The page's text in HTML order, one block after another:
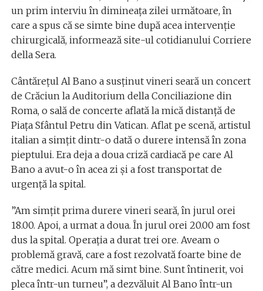
un prim interviu în dimineaţa zilei următoare, în
care a spus că se simte bine după acea intervenţie
chirurgicală, informează site-ul cotidianului Corriere
della Sera.
Cântăreţul Al Bano a susţinut vineri seară un concert
de Crăciun la Auditorium della Conciliazione din
Roma, o sală de concerte aflată la mică distanţă de
Piaţa Sfântul Petru din Vatican. Aflat pe scenă, artistul
italian a simţit dintr-o dată o durere intensă în zona
pieptului. Era deja a doua criză cardiacă pe care Al
Bano a avut-o în acea zi şi a fost transportat de
urgenţă la spital.
”Am simţit prima durere vineri seară, în jurul orei
18.00. Apoi, a urmat a doua. În jurul orei 20.00 am fost
dus la spital. Operaţia a durat trei ore. Aveam o
problemă gravă, care a fost rezolvată foarte bine de
către medici. Acum mă simt bine. Sunt întinerit, voi
pleca într-un turneu”, a dezvăluit Al Bano într-un